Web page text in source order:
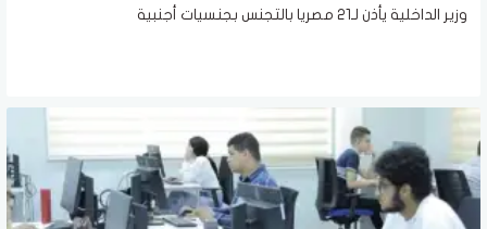
وزير الداخلية يأذن لـ21 مصريا بالتجنس بجنسيات أجنبية